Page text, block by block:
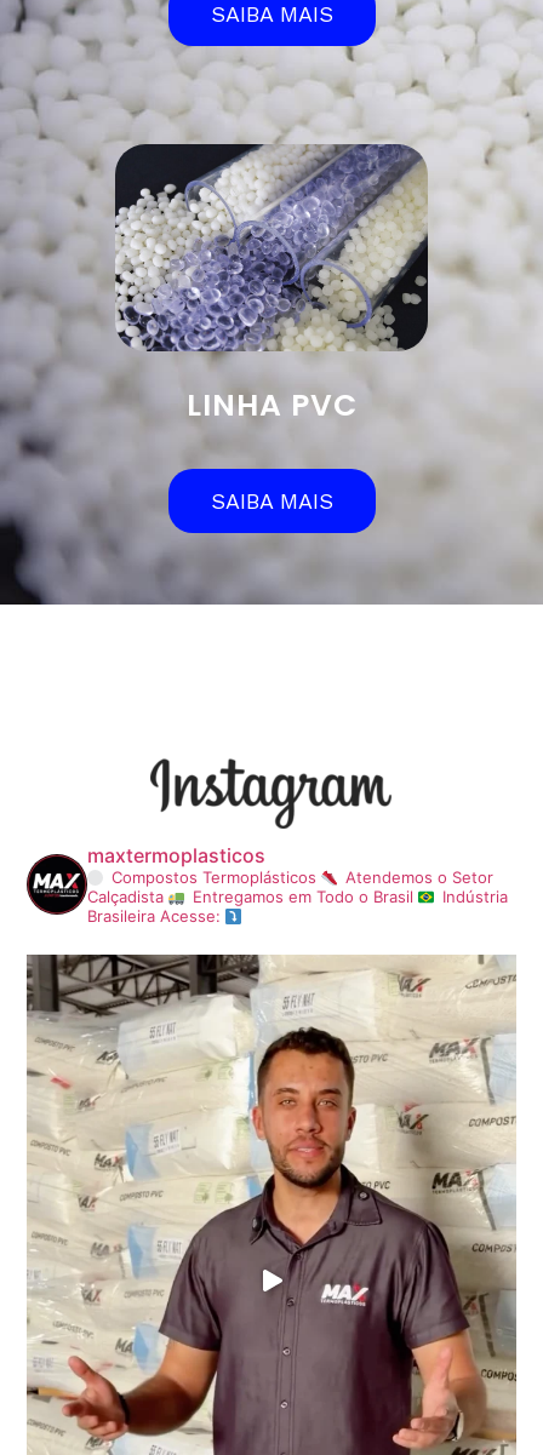
SAIBA MAIS
LINHA PVC
SAIBA MAIS
maxtermoplasticos
Compostos Termoplásticos
Atendemos o Setor
Calçadista
Entregamos em Todo o Brasil
Indústria
Brasileira Acesse: